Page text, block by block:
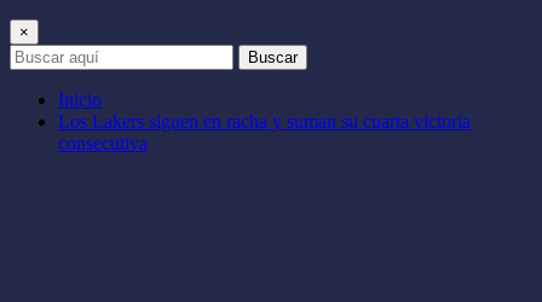
×
Buscar
Inicio
Los Lakers siguen en racha y suman su cuarta victoria
consecutiva